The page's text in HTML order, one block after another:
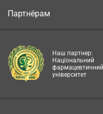
Партнёрам
Наш партнер:
Національний
фармацевтичний
університет